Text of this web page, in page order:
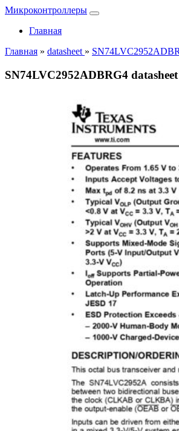
Микроконтроллеры
Главная
Главная » datasheet »
SN74LVC2952ADBRG4 datasheet